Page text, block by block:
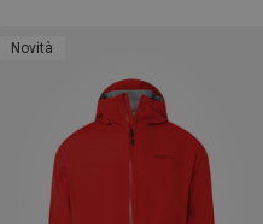
Novità